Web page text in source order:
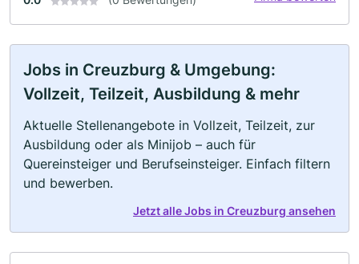
Jobs in Creuzburg & Umgebung:
Vollzeit, Teilzeit, Ausbildung & mehr
Aktuelle Stellenangebote in Vollzeit, Teilzeit, zur
Ausbildung oder als Minijob – auch für
Quereinsteiger und Berufseinsteiger. Einfach filtern
und bewerben.
Jetzt alle Jobs in Creuzburg ansehen